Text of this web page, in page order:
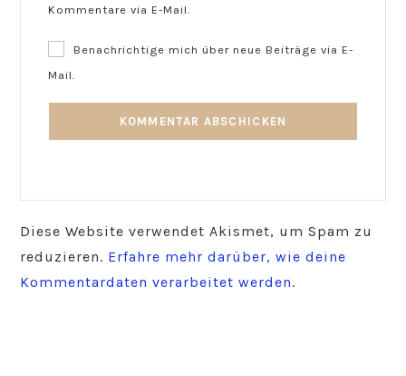
Kommentare via E-Mail.
Benachrichtige mich über neue Beiträge via E-
Mail.
Diese Website verwendet Akismet, um Spam zu
reduzieren. Erfahre mehr darüber, wie deine
Kommentardaten verarbeitet werden.